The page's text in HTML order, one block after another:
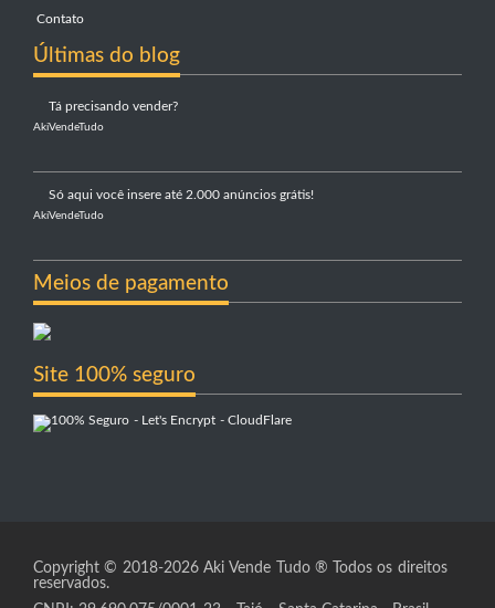
Contato
Últimas do blog
Tá precisando vender?
AkiVendeTudo
Só aqui você insere até 2.000 anúncios grátis!
AkiVendeTudo
Meios de pagamento
Site 100% seguro
Copyright © 2018-2026 Aki Vende Tudo ® Todos os direitos
reservados.